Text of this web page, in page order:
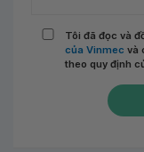
Tôi đã đọc và
của Vinmec và
theo quy định